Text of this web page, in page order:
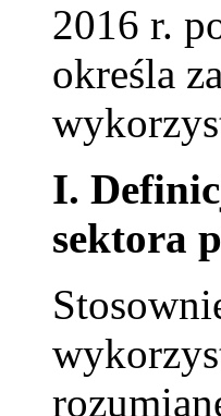
2016 r.
określa
I.
sektora